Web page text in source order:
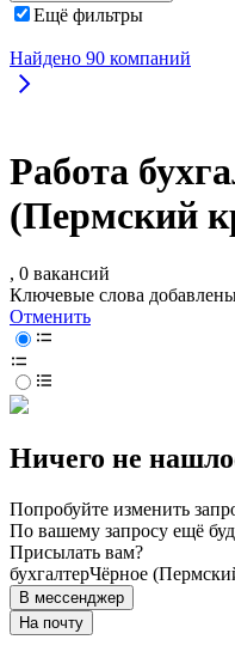
Ещё фильтры
Найдено 90 компаний
Работа
(Пермский
, 0 вакансий
Ключевые слова
Отменить
Ничего не
Попробуйте изменить
По вашему запросу ещё
Присылать вам?
бухгалтерЧёрное
В мессенджер
На почту